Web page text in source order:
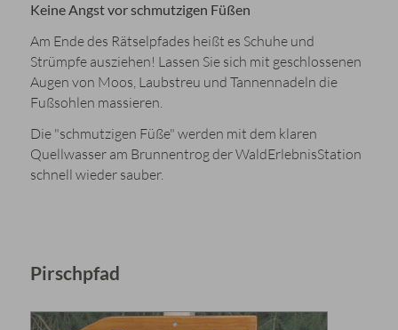
Keine Angst vor schmutzigen Füßen
Am Ende des Rätselpfades heißt es Schuhe und
Strümpfe ausziehen! Lassen Sie sich mit geschlossenen
Augen von Moos, Laubstreu und Tannennadeln die
Fußsohlen massieren.
Die "schmutzigen Füße" werden mit dem klaren
Quellwasser am Brunnentrog der WaldErlebnisStation
schnell wieder sauber.
Pirschpfad